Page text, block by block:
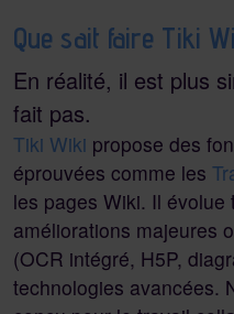
Que sait faire Tiki
En réalité, il est plus
fait pas.
Tiki Wiki propose des
éprouvées comme les
les pages Wiki. Il
améliorations majeures
(OCR intégré, H5P,
technologies avancées.